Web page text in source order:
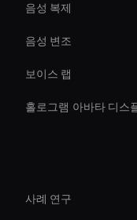
음성 복제
음성 변조
보이스 랩
홀로그램 아바타 디스
사례 연구